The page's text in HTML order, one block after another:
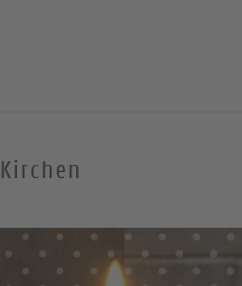
Kirchen